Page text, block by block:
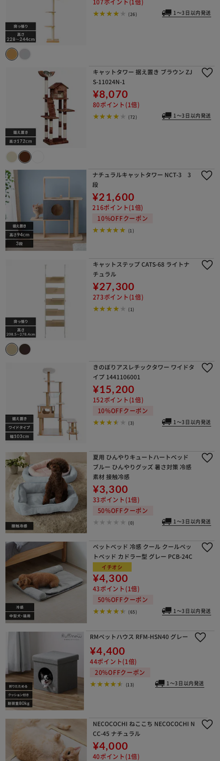
107ポイント(1倍)
(26) 1～3日以内発送
キャットタワー 据え置き ブラウン ZJ
S-11024N-1
¥8,070
80ポイント(1倍)
(72) 1～3日以内発送
ナチュラルキャットタワー NCT-3 3
段
¥21,600
216ポイント(1倍)
10%OFFクーポン
(1)
キャットステップ CATS-68 ライトナ
チュラル
¥27,300
273ポイント(1倍)
(1)
きのぼりアスレチックタワー ワイドタ
イプ 1441106001
¥15,200
152ポイント(1倍)
10%OFFクーポン
(3) 1～3日以内発送
夏用 ひんやりキュートハートベッド
ブルー ひんやりグッズ 暑さ対策 冷感
素材 接触冷感
¥3,300
33ポイント(1倍)
50%OFFクーポン
(0) 1～3日以内発送
ペットベッド 冷感 クール クールペッ
トベッド カドラー型 グレー PCB-24C
イチオシ
¥4,300
43ポイント(1倍)
50%OFFクーポン
(65) 1～3日以内発送
RMペットハウス RFM-HSN40 グレー
¥4,400
44ポイント(1倍)
20%OFFクーポン
(13) 1～3日以内発送
NECOCOCHI ねここち NECOCOCHI N
CC-45 ナチュラル
¥4,000
40ポイント(1倍)